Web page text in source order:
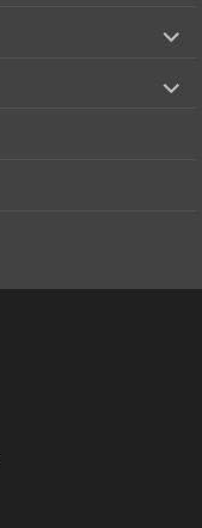
child
child